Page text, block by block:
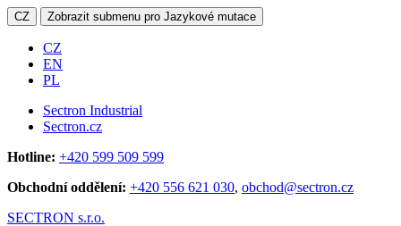
CZ Zobrazit submenu pro Jazykové mutace
CZ
EN
PL
Sectron Industrial
Sectron.cz
Hotline: +420 599 509 599
Obchodní oddělení: +420 556 621 030, obchod@sectron.cz
SECTRON s.r.o.